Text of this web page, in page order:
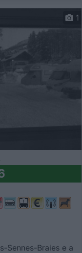
1
Sennes-Braies e a